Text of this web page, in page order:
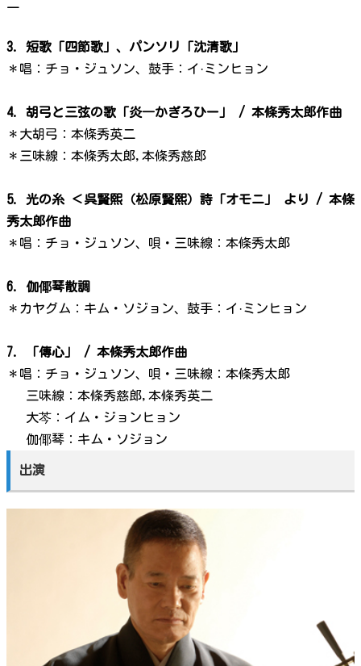
3. 短歌「四節歌」、パンソリ「沈清歌」
＊唱：チョ・ジュソン、鼓手：イ·ミンヒョン
4. 胡弓と三弦の歌「炎―かぎろひー」 / 本條秀太郎作曲
＊大胡弓：本條秀英二
＊三味線：本條秀太郎,本條秀慈郎
5. 光の糸 ＜呉賢熙（松原賢熙）詩「オモニ」 より / 本條
秀太郎作曲
＊唱：チョ・ジュソン、唄・三味線：本條秀太郎
6. 伽倻琴散調
＊カヤグム：キム・ソジョン、鼓手：イ·ミンヒョン
7. 「傳心」 / 本條秀太郎作曲
＊唱：チョ・ジュソン、唄・三味線：本條秀太郎
三味線：本條秀慈郎,本條秀英二
大芩：イム・ジョンヒョン
伽倻琴：キム・ソジョン
出演